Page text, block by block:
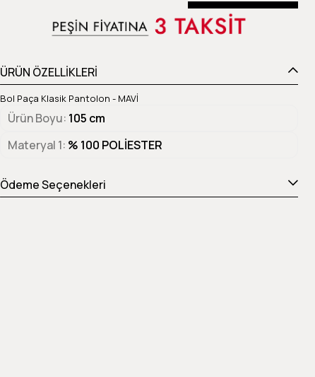
Beden Tablosu
ÜRÜN ÖZELLİKLERİ
Bol Paça Klasik Pantolon - MAVİ
Ürün Boyu 105 cm
Materyal 1 % 100 POLİESTER
Ödeme Seçenekleri